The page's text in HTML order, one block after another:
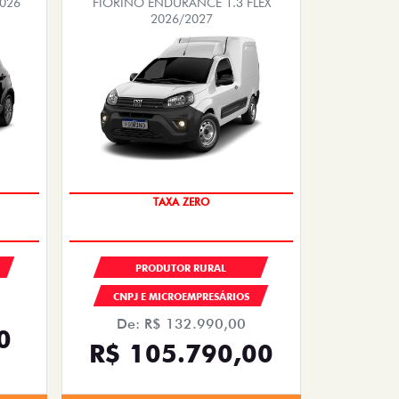
2026/2027
TAXA ZERO
PRODUTOR RURAL
CNPJ E MICROEMPRESÁRIOS
De: R$ 132.990,00
R$ 105.790,00